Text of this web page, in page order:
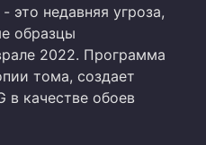
это недавняя угроза,
образцы
2022. Программа
тома, создает
в качестве обоев